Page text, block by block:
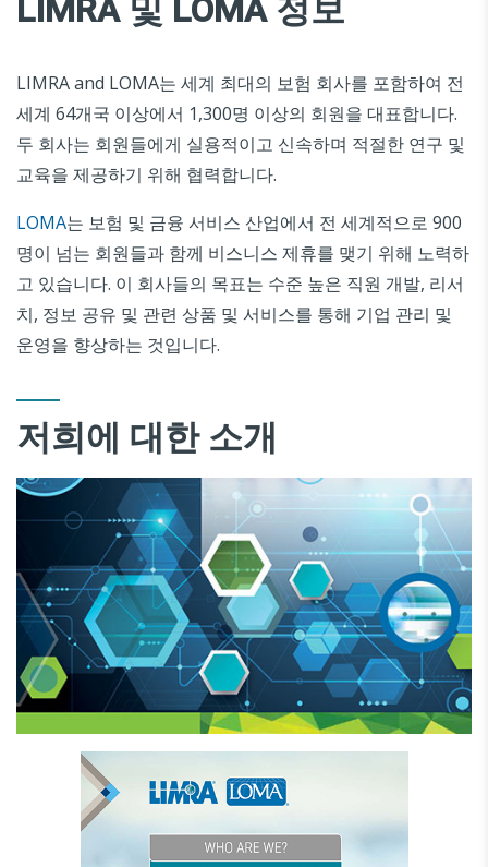
LIMRA 및 LOMA 정보
LIMRA and LOMA는 세계 최대의 보험 회사를 포함하여 전
세계 64개국 이상에서 1,300명 이상의 회원을 대표합니다.
두 회사는 회원들에게 실용적이고 신속하며 적절한 연구 및
교육을 제공하기 위해 협력합니다.
LOMA는 보험 및 금융 서비스 산업에서 전 세계적으로 900
명이 넘는 회원들과 함께 비스니스 제휴를 맺기 위해 노력하
고 있습니다. 이 회사들의 목표는 수준 높은 직원 개발, 리서
치, 정보 공유 및 관련 상품 및 서비스를 통해 기업 관리 및
운영을 향상하는 것입니다.
저희에 대한 소개